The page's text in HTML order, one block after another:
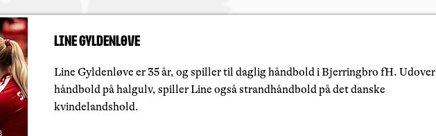
Line Gyldenløve
Line Gyldenløve er 35 år, og spiller til daglig håndbold i Bjerringbro fH. Udover
håndbold på halgulv, spiller Line også strandhåndbold på det danske
kvindelandshold.